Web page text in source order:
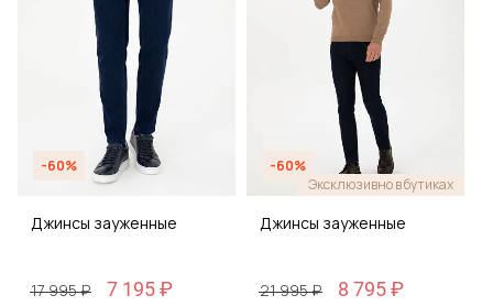
-60%
Джинсы зауженные
17 995 ₽ 7 195 ₽
-60%
Эксклюзивно в бутиках
Джинсы зауженные
21 995 ₽ 8 795 ₽